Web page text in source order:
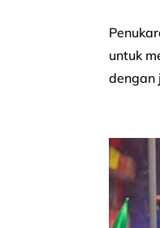
untuk
dengan